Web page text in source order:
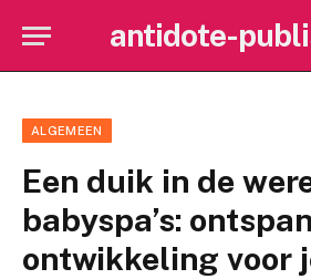
antidote-
ALGEMEEN
Een duik in de
babyspa’s:
ontwikkeling voor